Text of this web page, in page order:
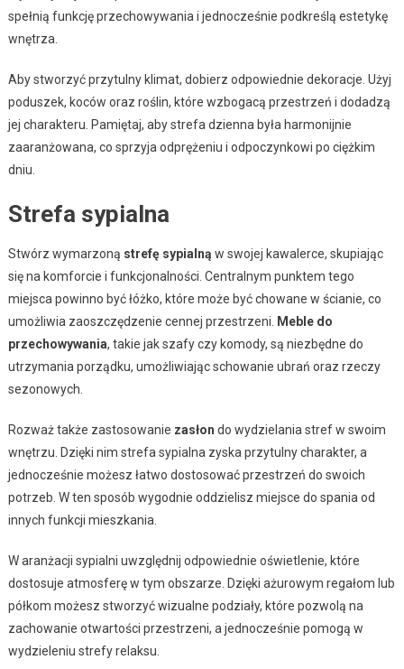
spełnią funkcję przechowywania i jednocześnie podkreślą estetykę
wnętrza.
Aby stworzyć przytulny klimat, dobierz odpowiednie dekoracje. Użyj
poduszek, koców oraz roślin, które wzbogacą przestrzeń i dodadzą
jej charakteru. Pamiętaj, aby strefa dzienna była harmonijnie
zaaranżowana, co sprzyja odprężeniu i odpoczynkowi po ciężkim
dniu.
Strefa sypialna
Stwórz wymarzoną strefę sypialną w swojej kawalerce, skupiając
się na komforcie i funkcjonalności. Centralnym punktem tego
miejsca powinno być łóżko, które może być chowane w ścianie, co
umożliwia zaoszczędzenie cennej przestrzeni. Meble do
przechowywania, takie jak szafy czy komody, są niezbędne do
utrzymania porządku, umożliwiając schowanie ubrań oraz rzeczy
sezonowych.
Rozważ także zastosowanie zasłon do wydzielania stref w swoim
wnętrzu. Dzięki nim strefa sypialna zyska przytulny charakter, a
jednocześnie możesz łatwo dostosować przestrzeń do swoich
potrzeb. W ten sposób wygodnie oddzielisz miejsce do spania od
innych funkcji mieszkania.
W aranżacji sypialni uwzględnij odpowiednie oświetlenie, które
dostosuje atmosferę w tym obszarze. Dzięki ażurowym regałom lub
półkom możesz stworzyć wizualne podziały, które pozwolą na
zachowanie otwartości przestrzeni, a jednocześnie pomogą w
wydzieleniu strefy relaksu.